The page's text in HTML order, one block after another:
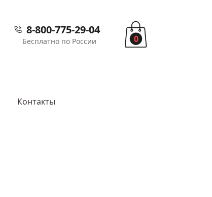
8-800-775-29-04
Бесплатно по России 0
Контакты